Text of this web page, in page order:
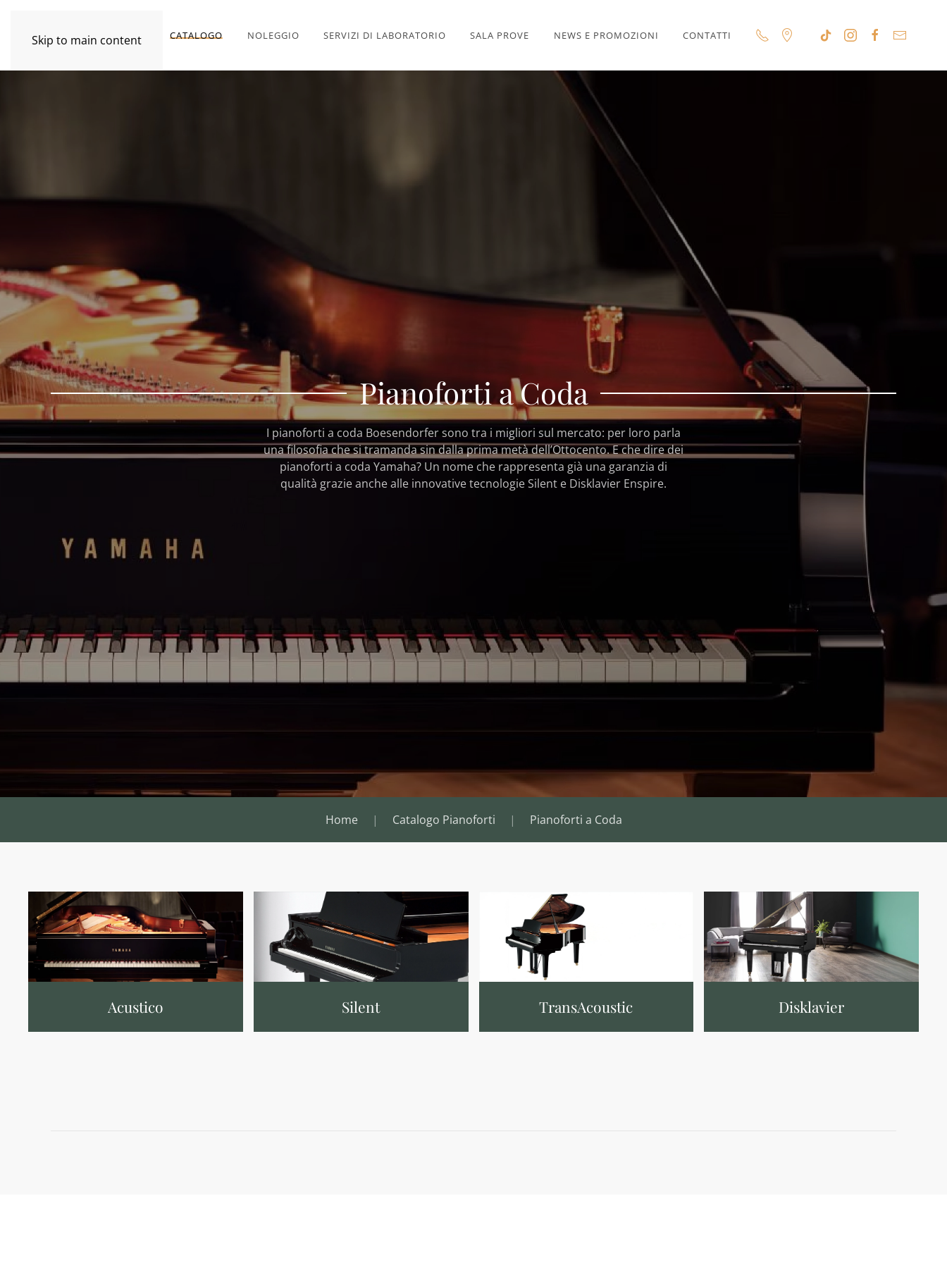
Skip to main content CATALOGO NOLEGGIO SERVIZI DI LABORATORIO SALA PROVE NEWS E PROMOZIONI CONTATTI
Pianoforti a Coda
I pianoforti a coda Boesendorfer sono tra i migliori sul mercato: per loro parla
una filosofia che si tramanda sin dalla prima metà dell’Ottocento. E che dire dei
pianoforti a coda Yamaha? Un nome che rappresenta già una garanzia di
qualità grazie anche alle innovative tecnologie Silent e Disklavier Enspire.
Home Catalogo Pianoforti Pianoforti a Coda
Acustico Silent TransAcoustic Disklavier